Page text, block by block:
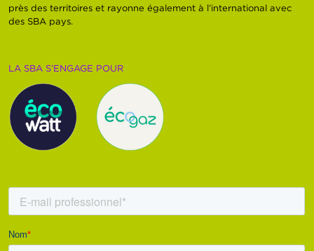
près des territoires et rayonne également à l’international avec
des SBA pays.
LA SBA S’ENGAGE POUR